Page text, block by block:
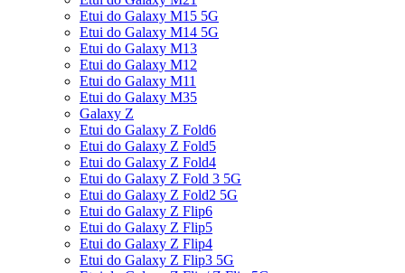
Etui do Galaxy M15 5G
Etui do Galaxy M14 5G
Etui do Galaxy M13
Etui do Galaxy M12
Etui do Galaxy M11
Etui do Galaxy M35
Galaxy Z
Etui do Galaxy Z Fold6
Etui do Galaxy Z Fold5
Etui do Galaxy Z Fold4
Etui do Galaxy Z Fold 3 5G
Etui do Galaxy Z Fold2 5G
Etui do Galaxy Z Flip6
Etui do Galaxy Z Flip5
Etui do Galaxy Z Flip4
Etui do Galaxy Z Flip3 5G